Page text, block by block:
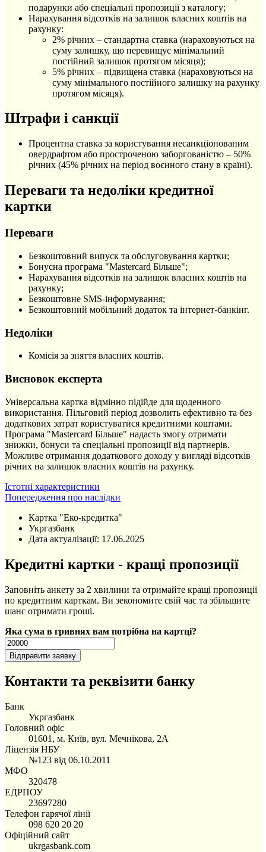
подарунки або спеціальні пропозиції з каталогу;
Нарахування відсотків на залишок власних коштів на
рахунку:
2% річних – стандартна ставка (нараховуються на
суму залишку, що перевищує мінімальний
постійний залишок протягом місяця);
5% річних – підвищена ставка (нараховуються на
суму мінімального постійного залишку на рахунку
протягом місяця).
Штрафи і санкції
Процентна ставка за користування несанкціонованим
овердрафтом або простроченою заборгованістю – 50%
річних (45% річних на період воєнного стану в країні).
Переваги та недоліки кредитної
картки
Переваги
Безкоштовний випуск та обслуговування картки;
Бонусна програма "Mastercard Більше";
Нарахування відсотків на залишок власних коштів на
рахунку;
Безкоштовне SMS-інформування;
Безкоштовний мобільний додаток та інтернет-банкінг.
Недоліки
Комісія за зняття власних коштів.
Висновок експерта
Універсальна картка відмінно підійде для щоденного
використання. Пільговий період дозволить ефективно та без
додаткових затрат користуватися кредитними коштами.
Програма "Mastercard Більше" надасть змогу отримати
знижки, бонуси та спеціальні пропозиції від партнерів.
Можливе отримання додаткового доходу у вигляді відсотків
річних на залишок власних коштів на рахунку.
Істотні характеристики
Попередження про наслідки
Картка "Еко-кредитка"
Укргазбанк
Дата актуалізації: 17.06.2025
Кредитні картки - кращі пропозиції
Заповніть анкету за 2 хвилини та отримайте кращі пропозиції
по кредитним карткам. Ви зекономите свій час та збільшите
шанс отримати гроші.
Яка сума в гривнях вам потрібна на картці?
Контакти та реквізити банку
Банк
Укргазбанк
Головний офіс
01601, м. Київ, вул. Мечнікова, 2А
Ліцензія НБУ
№123 від 06.10.2011
МФО
320478
ЕДРПОУ
23697280
Телефон гарячої лінії
098 620 20 20
Офіційний сайт
ukrgasbank.com